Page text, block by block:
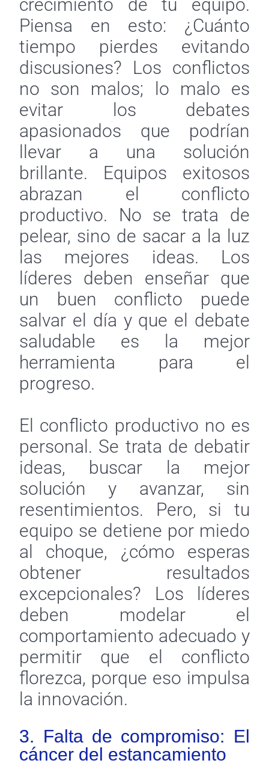
crecimiento de tu equipo.
Piensa en esto: ¿Cuánto
tiempo pierdes evitando
discusiones? Los conflictos
no son malos; lo malo es
evitar los debates
apasionados que podrían
llevar a una solución
brillante. Equipos exitosos
abrazan el conflicto
productivo. No se trata de
pelear, sino de sacar a la luz
las mejores ideas. Los
líderes deben enseñar que
un buen conflicto puede
salvar el día y que el debate
saludable es la mejor
herramienta para el
progreso.
El conflicto productivo no es
personal. Se trata de debatir
ideas, buscar la mejor
solución y avanzar, sin
resentimientos. Pero, si tu
equipo se detiene por miedo
al choque, ¿cómo esperas
obtener resultados
excepcionales? Los líderes
deben modelar el
comportamiento adecuado y
permitir que el conflicto
florezca, porque eso impulsa
la innovación.
3. Falta de compromiso: El
cáncer del estancamiento